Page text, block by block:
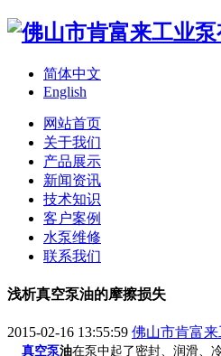
简体中文
English
网站首页
关于我们
产品展示
新闻资讯
技术知识
客户案例
水泵维修
联系我们
浅析真空泵油的摩擦损失
2015-02-16 13:55:59 佛山市肯富来
真空泵油在泵中起了密封、润滑、